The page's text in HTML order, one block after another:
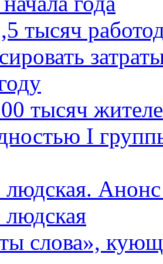
тысяч
тысяч
I
слова»,